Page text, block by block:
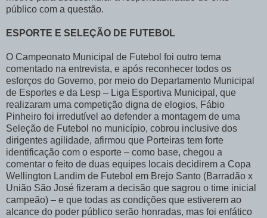
público com a questão.
ESPORTE E SELEÇÃO DE FUTEBOL
O Campeonato Municipal de Futebol foi outro tema
comentado na entrevista, e após reconhecer todos os
esforços do Governo, por meio do Departamento Municipal
de Esportes e da Lesp – Liga Esportiva Municipal, que
realizaram uma competição digna de elogios, Fábio
Pinheiro foi irredutível ao defender a montagem de uma
Seleção de Futebol no município, cobrou inclusive dos
dirigentes agilidade, afirmou que Porteiras tem forte
identificação com o esporte – como base, chegou a
comentar o feito de duas equipes locais decidirem a Copa
Wellington Landim de Futebol em Brejo Santo (Barradão x
União São José fizeram a decisão que sagrou o time inicial
campeão) – e que todas as condições que estiverem ao
alcance do poder público serão honradas, mas foi enfático